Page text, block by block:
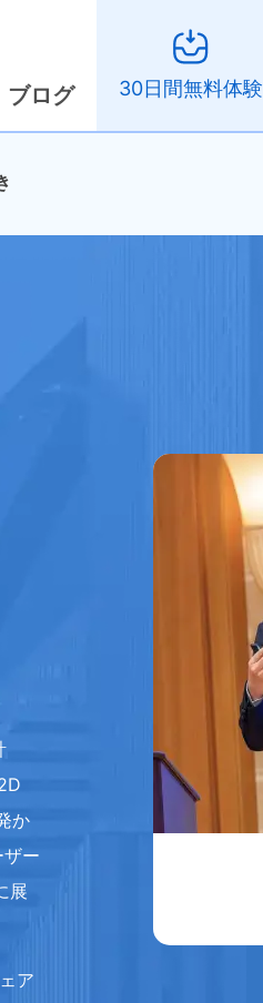
ブログ 30日間無料体験
か
ー
展
ア